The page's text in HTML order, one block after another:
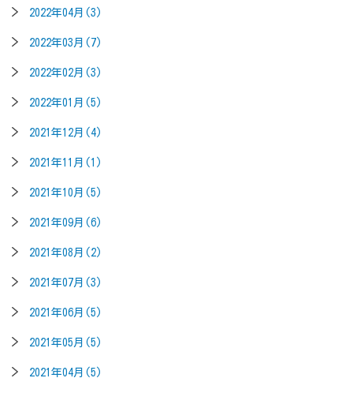
2022年04月(3)
2022年03月(7)
2022年02月(3)
2022年01月(5)
2021年12月(4)
2021年11月(1)
2021年10月(5)
2021年09月(6)
2021年08月(2)
2021年07月(3)
2021年06月(5)
2021年05月(5)
2021年04月(5)